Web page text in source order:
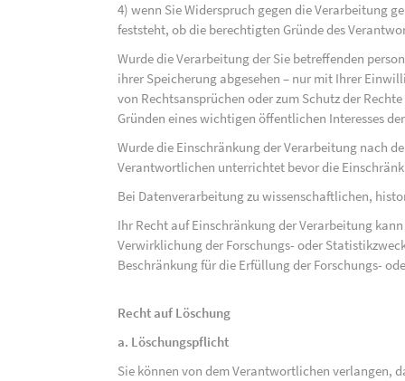
4) wenn Sie Widerspruch gegen die Verarbeitung
feststeht, ob die berechtigten Gründe des
Wurde die Verarbeitung der Sie betreffenden
ihrer Speicherung abgesehen – nur mit Ihrer
von Rechtsansprüchen oder zum Schutz der
Gründen eines wichtigen öffentlichen Interesses
Wurde die Einschränkung der Verarbeitung nach
Verantwortlichen unterrichtet bevor die
Bei Datenverarbeitung zu wissenschaftlichen,
Ihr Recht auf Einschränkung der Verarbeitung
Verwirklichung der Forschungs- oder
Beschränkung für die Erfüllung der Forschungs-
Recht auf Löschung
a. Löschungspflicht
Sie können von dem Verantwortlichen verlangen,